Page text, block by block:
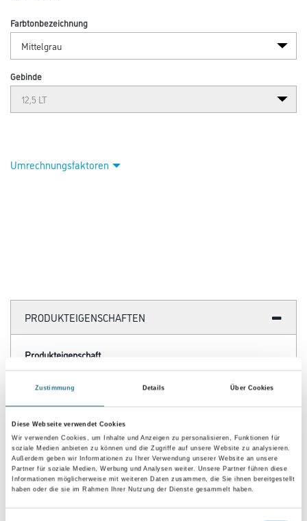
Zustimmung Details Über Cookies
Diese Webseite verwendet Cookies
Wir verwenden Cookies, um Inhalte und Anzeigen zu personalisieren, Funktionen für
soziale Medien anbieten zu können und die Zugriffe auf unsere Website zu analysieren.
Außerdem geben wir Informationen zu Ihrer Verwendung unserer Website an unsere
Partner für soziale Medien, Werbung und Analysen weiter. Unsere Partner führen diese
Informationen möglicherweise mit weiteren Daten zusammen, die Sie ihnen bereitgestellt
haben oder die sie im Rahmen Ihrer Nutzung der Dienste gesammelt haben.
Farbtonbezeichnung
Gebinde
Umrechnungsfaktoren
PRODUKTEIGENSCHAFTEN
Produkteigenschaft
- Bodenfarbe
- Wasserbasierend
- Einkomponentig
Verarbeitungstemp./Luftfeuchte
Nicht bei Temperaturen (Luft- und Beschichtungsoberfläche) unter
+5 °C verarbeiten.
Verarbeitungszeit
Kann gestrichen, gespritzt oder gerollt werden. Die
Grundbeschichtung kann ggf. bis max. 10 % mit Wasser verdünnt